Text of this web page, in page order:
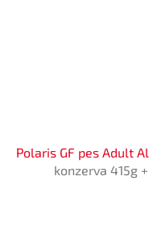
Polaris GF pes Adult
konzerva 415g